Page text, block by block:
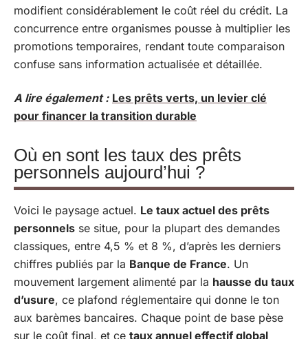
modifient considérablement le coût réel du crédit. La
concurrence entre organismes pousse à multiplier les
promotions temporaires, rendant toute comparaison
confuse sans information actualisée et détaillée.
A lire également : Les prêts verts, un levier clé
pour financer la transition durable
Où en sont les taux des prêts
personnels aujourd’hui ?
Voici le paysage actuel. Le taux actuel des prêts
personnels se situe, pour la plupart des demandes
classiques, entre 4,5 % et 8 %, d’après les derniers
chiffres publiés par la Banque de France. Un
mouvement largement alimenté par la hausse du taux
d’usure, ce plafond réglementaire qui donne le ton
aux barèmes bancaires. Chaque point de base pèse
sur le coût final, et ce taux annuel effectif global